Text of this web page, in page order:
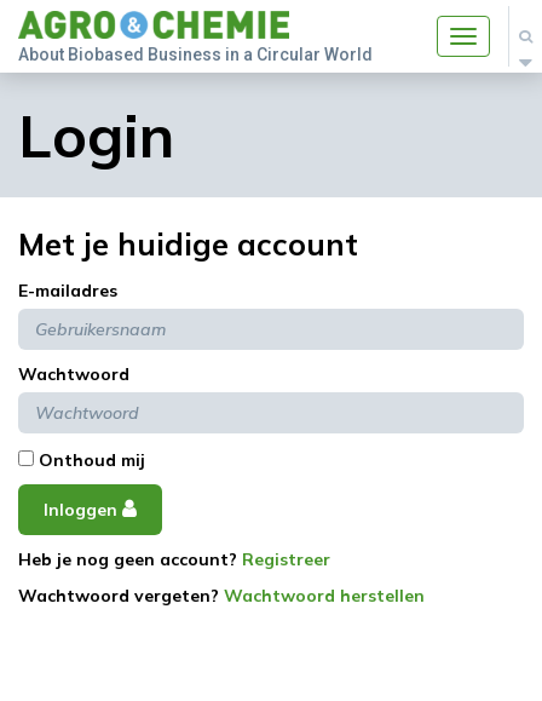
Toggle
About Biobased Business in a Circular World
Login
Met je huidige account
E-mailadres
Wachtwoord
Onthoud mij
Inloggen
Heb je nog geen account? Registreer
Wachtwoord vergeten? Wachtwoord herstellen